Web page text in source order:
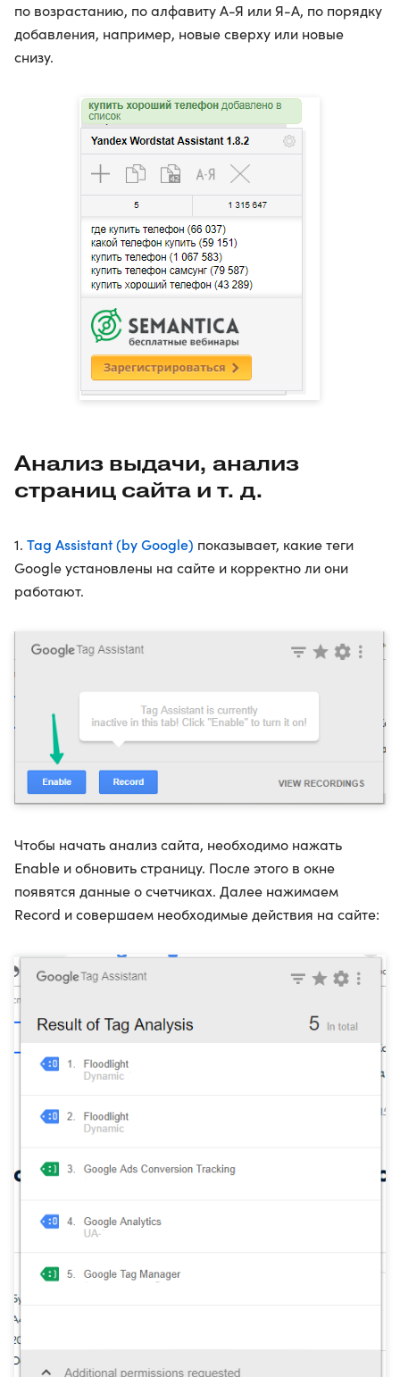
по возрастанию, по алфавиту А-Я или Я-А, по порядку
добавления, например, новые сверху или новые
снизу.
Анализ выдачи, анализ
страниц сайта и т. д.
1. Tag Assistant (by Google) показывает, какие теги
Google установлены на сайте и корректно ли они
работают.
Чтобы начать анализ сайта, необходимо нажать
Enable и обновить страницу. После этого в окне
появятся данные о счетчиках. Далее нажимаем
Record и совершаем необходимые действия на сайте: